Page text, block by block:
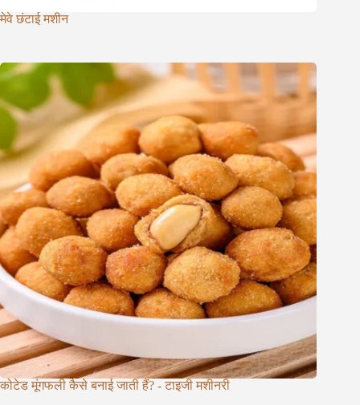
मेवे छंटाई मशीन
कोटेड मूंगफली कैसे बनाई जाती हैं? - टाइजी मशीनरी